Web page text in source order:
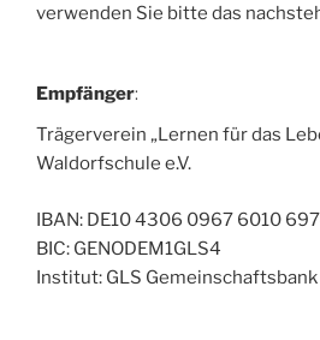
verwenden Sie bitte das
Empfänger:
Trägerverein „Lernen für das
Waldorfschule e.V.
IBAN: DE10 4306 0967 6010
BIC: GENODEM1GLS4
Institut: GLS Gemeinschaftsbank